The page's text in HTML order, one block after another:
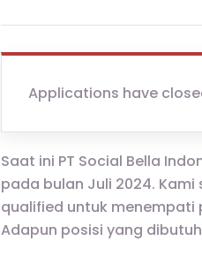
Applications have
Saat ini PT Social Bella
pada bulan Juli 2024.
qualified untuk menempati
Adapun posisi yang